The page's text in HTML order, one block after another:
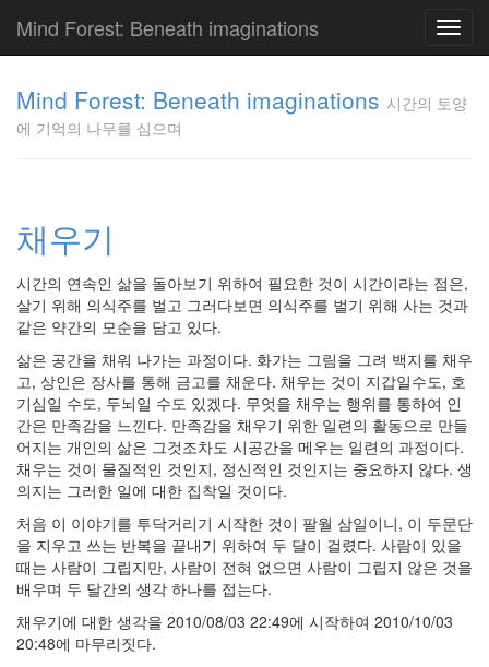
Mind Forest: Beneath imaginations
Mind Forest: Beneath imaginations 시간의 토양
에 기억의 나무를 심으며
채우기
시간의 연속인 삶을 돌아보기 위하여 필요한 것이 시간이라는 점은,
살기 위해 의식주를 벌고 그러다보면 의식주를 벌기 위해 사는 것과
같은 약간의 모순을 담고 있다.
삶은 공간을 채워 나가는 과정이다. 화가는 그림을 그려 백지를 채우
고, 상인은 장사를 통해 금고를 채운다. 채우는 것이 지갑일수도, 호
기심일 수도, 두뇌일 수도 있겠다. 무엇을 채우는 행위를 통하여 인
간은 만족감을 느낀다. 만족감을 채우기 위한 일련의 활동으로 만들
어지는 개인의 삶은 그것조차도 시공간을 메우는 일련의 과정이다.
채우는 것이 물질적인 것인지, 정신적인 것인지는 중요하지 않다. 생
의지는 그러한 일에 대한 집착일 것이다.
처음 이 이야기를 투닥거리기 시작한 것이 팔월 삼일이니, 이 두문단
을 지우고 쓰는 반복을 끝내기 위하여 두 달이 걸렸다. 사람이 있을
때는 사람이 그립지만, 사람이 전혀 없으면 사람이 그립지 않은 것을
배우며 두 달간의 생각 하나를 접는다.
채우기에 대한 생각을 2010/08/03 22:49에 시작하여 2010/10/03
20:48에 마무리짓다.
이
의
글
플
러
스
단
상
덕
질
의
끝
[영
화]
인
사
이
드
아
웃
LG
전